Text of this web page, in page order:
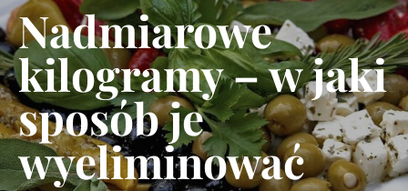
Nadmiarowe
kilogramy – w jaki
sposób je
wyeliminować